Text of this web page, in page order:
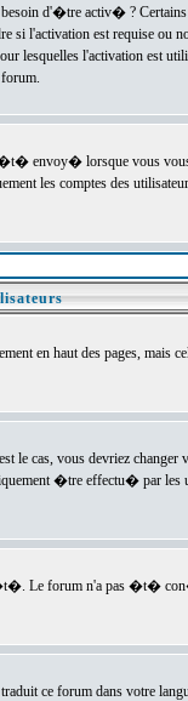
d'�tre activ� ?
l'activation est requise ou
lesquelles l'activation est
envoy� lorsque vous
les comptes des
en haut des pages, mais
le cas, vous devriez
�tre effectu� par
Le forum n'a pas �t�
ce forum dans votre